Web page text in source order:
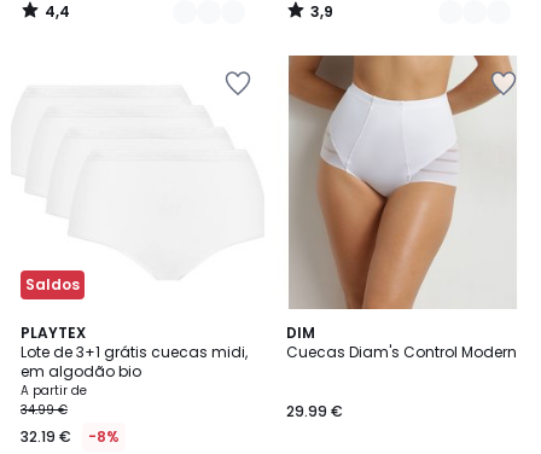
4,4
/
3,9
/
Saldos
PLAYTEX
Lote de 3+1 grátis cuecas midi,
em algodão bio
A partir de
34.99 €
32.19 € -8%
3,9
/ 5
3
Cores
DIM
Cuecas Diam's Control Modern
29.99 €
4,1
/ 5